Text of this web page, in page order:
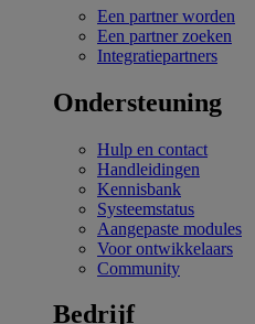
Een partner worden
Een partner zoeken
Integratiepartners
Ondersteuning
Hulp en contact
Handleidingen
Kennisbank
Systeemstatus
Aangepaste modules
Voor ontwikkelaars
Community
Bedrijf